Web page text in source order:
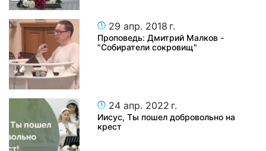
29 апр. 2018 г.
Проповедь: Дмитрий Малков -
"Собиратели сокровищ"
24 апр. 2022 г.
Иисус, Ты пошел добровольно на
крест